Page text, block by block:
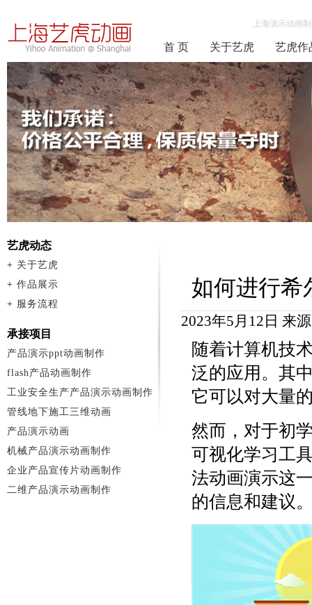
上海演示动画
首 页 关于艺虎 艺虎作
如何进行希
2023年5月12日 来
随着计算机技
泛的应用。其
它可以对大量
然而，对于初
可视化学习工
法动画演示这
的信息和建议
艺虎动态
+ 关于艺虎
+ 作品展示
+ 服务流程
承接项目
产品演示ppt动画制作
flash产品动画制作
工业安全生产产品演示动画制作
管线地下施工三维动画
产品演示动画
机械产品演示动画制作
企业产品宣传片动画制作
二维产品演示动画制作